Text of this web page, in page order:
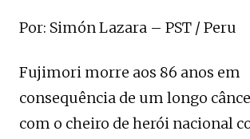
Por: Simón Lazara – PST / Peru
Fujimori morre aos 86 anos em
consequência de um longo
com o cheiro de herói nacional